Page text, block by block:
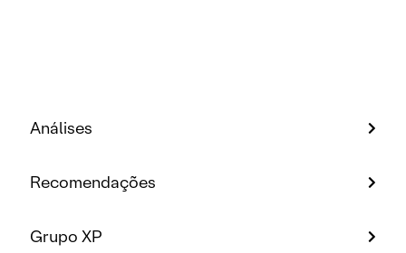
Análises
Recomendações
Grupo XP